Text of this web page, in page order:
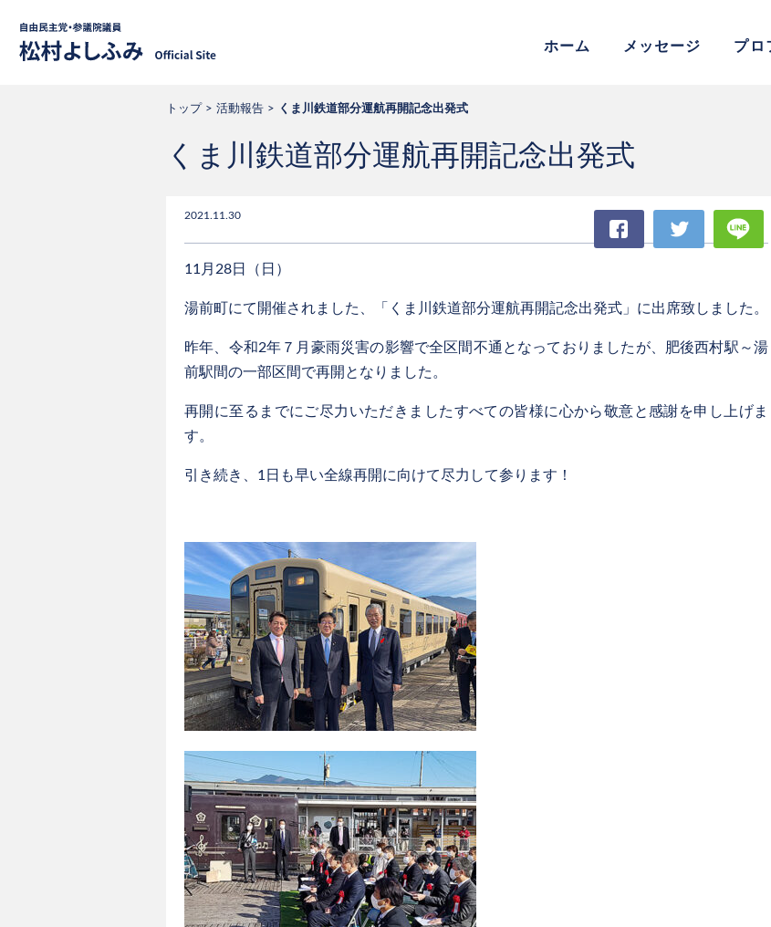
ホーム メッセージ プロ
トップ 活動報告 くま川鉄道部分運航再開記念出発式
くま川鉄道部分運航再開記念出発式
2021.11.30 Facebook Twitter
11月28日（日）
湯前町にて開催されました、「くま川鉄道部分運航再開記念出発式」に出席致しました。
昨年、令和2年７月豪雨災害の影響で全区間不通となっておりましたが、肥後西村駅～湯
前駅間の一部区間で再開となりました。
再開に至るまでにご尽力いただきましたすべての皆様に心から敬意と感謝を申し上げま
す。
引き続き、1日も早い全線再開に向けて尽力して参ります！